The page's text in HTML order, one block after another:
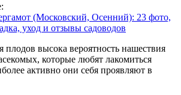
(Московский, Осенний): 23 фото,
уход и отзывы садоводов
плодов высока вероятность нашествия
которые любят лакомиться
активно они себя проявляют в